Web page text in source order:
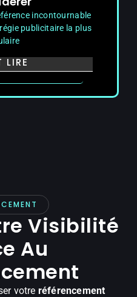
incontournable
publicitaire la plus
LIRE
Visibilité
Au
votre référencement